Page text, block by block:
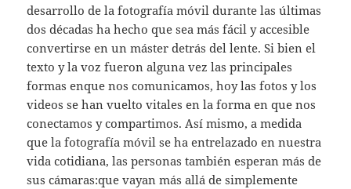
desarrollo de la fotografía móvil durante las últimas
dos décadas ha hecho que sea más fácil y accesible
convertirse en un máster detrás del lente. Si bien el
texto y la voz fueron alguna vez las principales
formas enque nos comunicamos, hoy las fotos y los
videos se han vuelto vitales en la forma en que nos
conectamos y compartimos. Así mismo, a medida
que la fotografía móvil se ha entrelazado en nuestra
vida cotidiana, las personas también esperan más de
sus cámaras:que vayan más allá de simplemente